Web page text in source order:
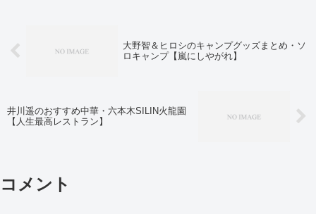
大野智＆ヒロシのキャンプグッズまとめ・ソ
ロキャンプ【嵐にしやがれ】
井川遥のおすすめ中華・六本木SILIN火龍園
【人生最高レストラン】
コメント